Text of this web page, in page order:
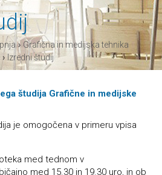
› Grafična in medijska tehnika
› Izredni študij
študija Grafične in medijske
je omogočena v primeru vpisa
med tednom v
med 15.30 in 19.30 uro, in ob